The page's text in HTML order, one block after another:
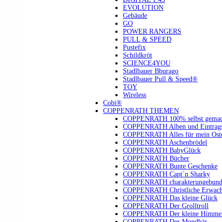
EVOLUTION
Gebäude
GO
POWER RANGERS
PULL & SPEED
Pustefix
Schildkröt
SCIENCE4YOU
Stadlbauer Bburago
Stadlbauer Pull & Speed®
TOY
Wireless
Cobi®
COPPENRATH THEMEN
COPPENRATH 100% selbst
COPPENRATH Alben und
COPPENRATH Alles für mein
COPPENRATH Aschenbrödel
COPPENRATH BabyGlück
COPPENRATH Bücher
COPPENRATH Bunte Geschenke
COPPENRATH Capt´n Sharky
COPPENRATH
COPPENRATH Christliche
COPPENRATH Das kleine Glück
COPPENRATH Der Grolltroll
COPPENRATH Der kleine